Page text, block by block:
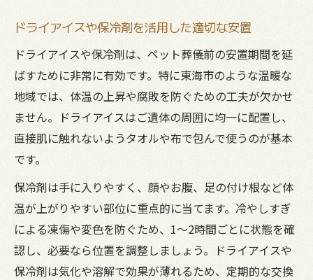
ドライアイスや保冷剤を活用した適切な安置
ドライアイスや保冷剤は、ペット葬儀前の安置期間を延
ばすために非常に有効です。特に東海市のような温暖な
地域では、体温の上昇や腐敗を防ぐための工夫が欠かせ
ません。ドライアイスはご遺体の周囲に均一に配置し、
直接肌に触れないようタオルや布で包んで使うのが基本
です。
保冷剤は手に入りやすく、顔やお腹、足の付け根など体
温が上がりやすい部位に重点的に当てます。冷やしすぎ
による凍傷や変色を防ぐため、1～2時間ごとに状態を確
認し、必要なら位置を調整しましょう。ドライアイスや
保冷剤は気化や溶解で効果が薄れるため、定期的な交換